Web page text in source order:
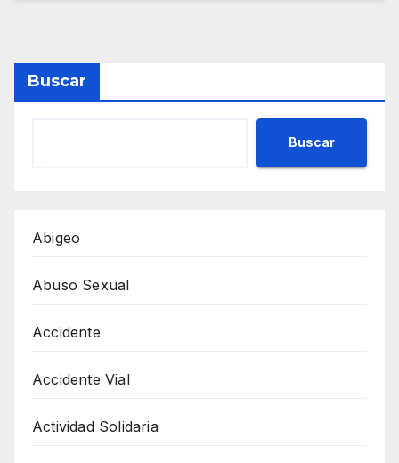
Buscar
Buscar
Abigeo
Abuso Sexual
Accidente
Accidente Vial
Actividad Solidaria